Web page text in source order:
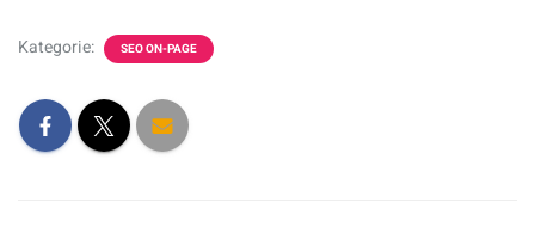
Kategorie: SEO ON-PAGE